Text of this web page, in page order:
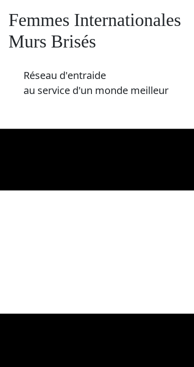
Femmes Internationales
Murs Brisés
R​éseau d'entraide
au service d'un monde meilleur